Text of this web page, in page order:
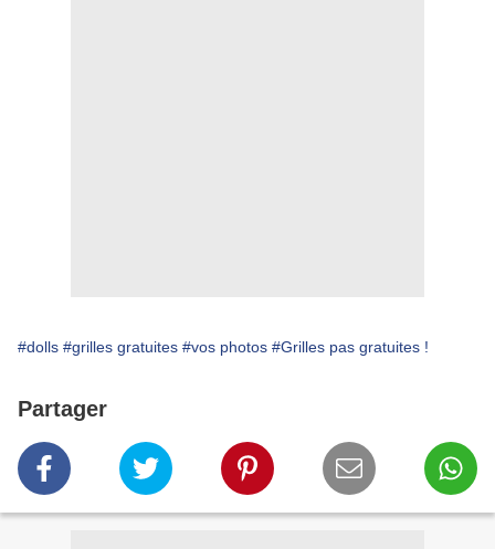
#dolls #grilles gratuites #vos photos #Grilles pas gratuites !
Partager